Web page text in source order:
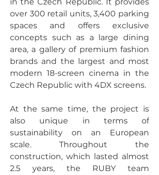
over 300 retail units, 3,400 parking
spaces and offers exclusive
concepts such as a large dining
area, a gallery of premium fashion
brands and the largest and most
modern 18-screen cinema in the
Czech Republic with 4DX screens.
At the same time, the project is
also unique in terms of
sustainability on an European
scale. Throughout the
construction, which lasted almost
2.5 years, the RUBY team